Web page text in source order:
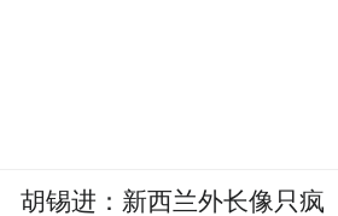
胡锡进：新西兰外长像只疯